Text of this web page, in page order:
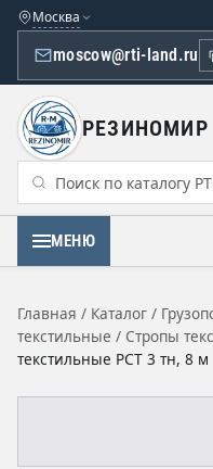
Москва
moscow@rti-land.ru
РЕЗИНОМИР
МЕНЮ
Главная / Каталог /
текстильные / Стропы
текстильные РСТ 3 тн, 8 м